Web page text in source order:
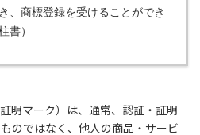
、商標登録を受けることができ
書）
明マーク）は、通常、認証・証明
のではなく、他人の商品・サービ